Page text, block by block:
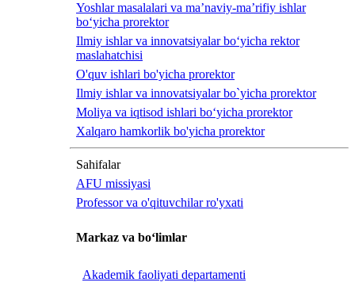
Yoshlar masalalari va ma’naviy-ma’rifiy ishlar
bo‘yicha prorektor
Ilmiy ishlar va innovatsiyalar bo‘yicha rektor
maslahatchisi
O'quv ishlari bo'yicha prorektor
Ilmiy ishlar va innovatsiyalar bo`yicha prorektor
Moliya va iqtisod ishlari bo‘yicha prorektor
Xalqaro hamkorlik bo'yicha prorektor
Sahifalar
AFU missiyasi
Professor va o'qituvchilar ro'yxati
Markaz va bo‘limlar
Akademik faoliyati departamenti